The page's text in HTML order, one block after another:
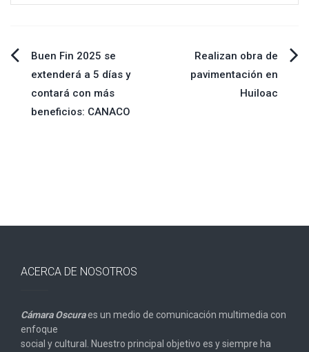
Navegación
de
entradas
Buen Fin 2025 se
extenderá a 5 días y
contará con más
beneficios: CANACO
Realizan obra de
pavimentación en
Huiloac
ACERCA DE NOSOTROS
Cámara Oscuraes un medio de comunicación multimedia con
enfoque
social y cultural. Nuestro principal objetivo es y siempre ha